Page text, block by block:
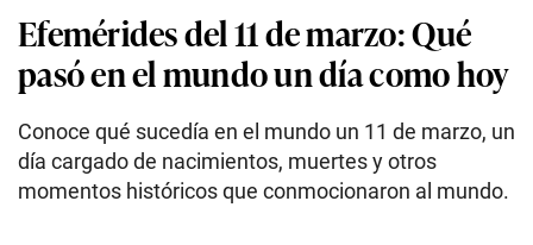
Efemérides del 11 de marzo: Qué
pasó en el mundo un día como hoy
Conoce qué sucedía en el mundo un 11 de marzo, un
día cargado de nacimientos, muertes y otros
momentos históricos que conmocionaron al mundo.